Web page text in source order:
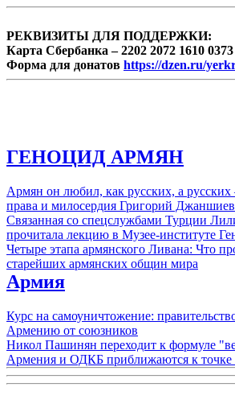
РЕКВИЗИТЫ ДЛЯ ПОДДЕРЖКИ:
Карта Сбербанка – 2202 2072 1610 0373
Форма для донатов https://dzen.ru/
ГЕНОЦИД АРМЯН
Армян он любил, как русских, а русских
права и милосердия Григорий Джаншиев
Связанная со спецслужбами Турции
прочитала лекцию в Музее-институте
Четыре этапа армянского Ливана: Что
старейших армянских общин мира
Армия
Курс на самоуничтожение:
Армению от союзников
Никол Пашинян переходит к формуле
Армения и ОДКБ приближаются к точке